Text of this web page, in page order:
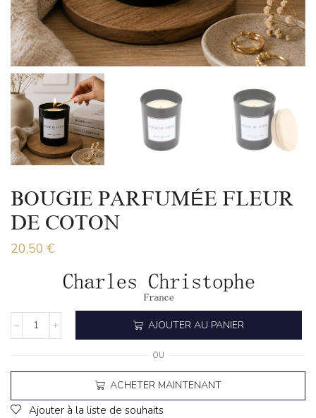
BOUGIE PARFUMÉE FLEUR
DE COTON
20,50 €
AJOUTER AU PANIER
OU
ACHETER MAINTENANT
Ajouter à la liste de souhaits